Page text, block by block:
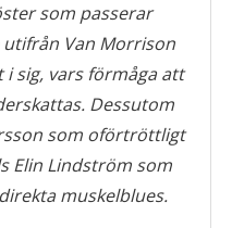
som passerar
Van Morrison
sig, vars förmåga att
Dessutom
som oförtröttligt
Elin Lindström som
muskelblues.